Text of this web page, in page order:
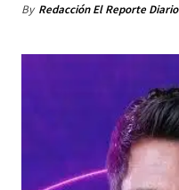
By Redacción El Reporte Diario